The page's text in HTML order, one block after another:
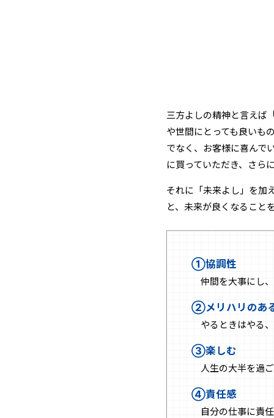
三方よしの精神と言えば
や世間にとっても良いも
でなく、お客様に喜んで
に買っていただき、さら
それに「未来よし」を加
と、未来が良くなること
①協調性
仲間を大事にし
②メリハリのあ
やるときはやる
③楽しむ
人生の大半を過
④責任感
自分の仕事に責